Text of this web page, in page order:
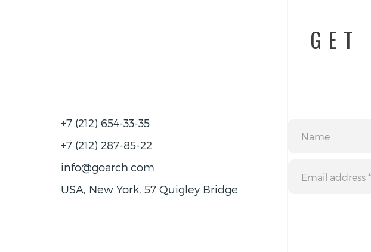
GET
+7 (212) 654-33-35
+7 (212) 287-85-22
info@goarch.com
USA, New York, 57 Quigley Bridge